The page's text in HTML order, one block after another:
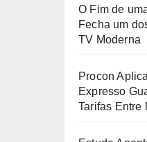
O Fim de
Fecha um
TV Moderna
Procon
Expresso
Tarifas Entre